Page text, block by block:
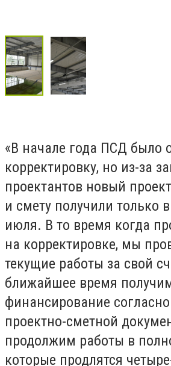
«В начале года ПСД было
корректировку, но из-за
проектантов новый
и смету получили только
июля. В то время когда
на корректировке, мы
текущие работы за свой
ближайшее время
финансирование
проектно-сметной
продолжим работы в
которые продлятся